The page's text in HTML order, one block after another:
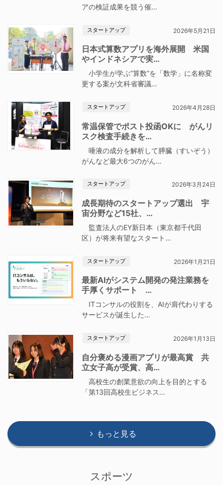
アの検証成果を競う催…
スタートアップ 2026年5月21日
日本式算数アプリを海外展開 米国
やインドネシアで実…
小学生が学ぶ“算数”を「数学」に名称変
更する案が文科省審議…
スタートアップ 2026年4月28日
常温保管でポスト投函OKに がんリ
スク検査手続きを…
唾液の成分を解析して膵臓（すいぞう）
がんなど最大6つのがん…
スタートアップ 2026年3月24日
成長期待のスタートアップ選出 宇
宙分野など15社、…
監査法人のEY新日本（東京都千代田
区）が将来有望なスタート…
スタートアップ 2026年1月21日
最新AIがシステム開発の発注業務を
手厚くサポート …
ITコンサルの役割を、AIが肩代わりする
サービスが誕生した…
スタートアップ 2026年1月13日
自分褒める漫画アプリが最高賞 共
立女子高が受賞、高…
高校生の創業意欲の向上を目的とする
「第13回高校生ビジネス…
もっと見る
スポーツ